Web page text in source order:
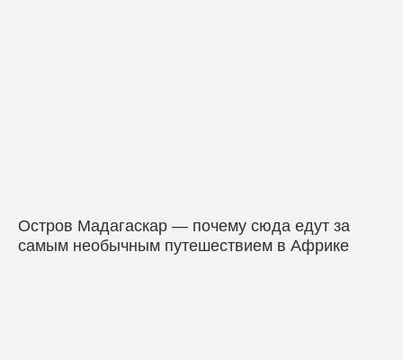
Остров Мадагаскар — почему сюда едут за
самым необычным путешествием в Африке